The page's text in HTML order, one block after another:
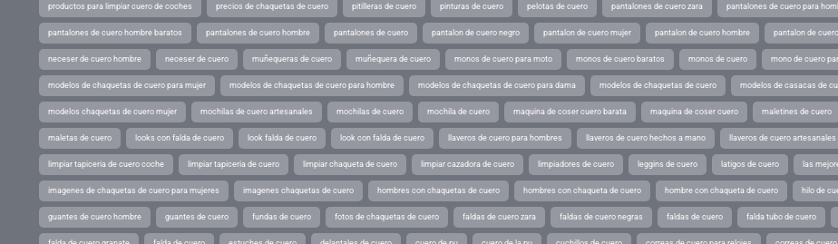
productos para limpiar cuero de coches precios de chaquetas de cuero pitilleras de cuero pinturas de cuero pelotas de cuero pantalones de cuero zara pantalones de cuero para
pantalones de cuero hombre baratos pantalones de cuero hombre pantalones de cuero pantalon de cuero negro pantalon de cuero mujer pantalon de cuero hombre pantalon de cuero
neceser de cuero hombre neceser de cuero muñequeras de cuero muñequera de cuero monos de cuero para moto monos de cuero baratos monos de cuero mono de cuero
modelos de chaquetas de cuero para mujer modelos de chaquetas de cuero para hombre modelos de chaquetas de cuero para dama modelos de chaquetas de cuero modelos de casacas de
modelos chaquetas de cuero mujer mochilas de cuero artesanales mochilas de cuero mochila de cuero maquina de coser cuero barata maquina de coser cuero maletines de cuero
maletas de cuero looks con falda de cuero look falda de cuero look con falda de cuero llaveros de cuero para hombres llaveros de cuero hechos a mano llaveros de cuero artesanales
limpiar tapiceria de cuero coche limpiar tapiceria de cuero limpiar chaqueta de cuero limpiar cazadora de cuero limpiadores de cuero leggins de cuero latigos de cuero las
imagenes de chaquetas de cuero para mujeres imagenes chaquetas de cuero hombres con chaquetas de cuero hombres con chaqueta de cuero hombre con chaqueta de cuero hilo de
guantes de cuero hombre guantes de cuero fundas de cuero fotos de chaquetas de cuero faldas de cuero zara faldas de cuero negras faldas de cuero falda tubo de cuero